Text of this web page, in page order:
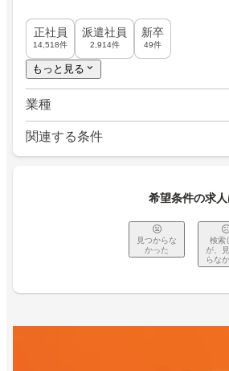
正社員
14,518件
派遣社員
2,914件
新卒
49件
もっと見る
業種
関連する条件
希望条件の求
見つからな
かった
検索
が、
らな